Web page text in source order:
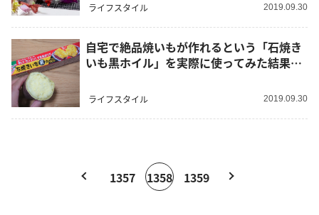
ライフスタイル 2019.09.30
自宅で絶品焼いもが作れるという「石焼き
いも黒ホイル」を実際に使ってみた結果…
ライフスタイル 2019.09.30
1357 1358 1359